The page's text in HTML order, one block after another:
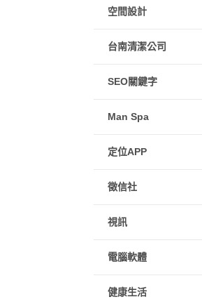
空間設計
台南清潔公司
SEO關鍵字
Man Spa
定位APP
徵信社
視訊
電腦軟體
健康生活